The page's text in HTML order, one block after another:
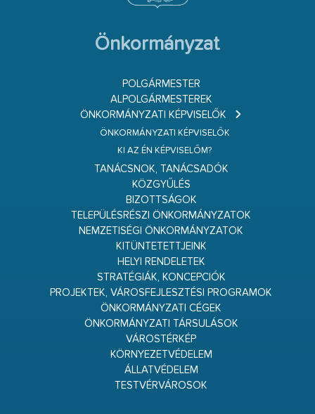
Önkormányzat
POLGÁRMESTER
ALPOLGÁRMESTEREK
ÖNKORMÁNYZATI KÉPVISELŐK
ÖNKORMÁNYZATI KÉPVISELŐK
KI AZ ÉN KÉPVISELŐM?
TANÁCSNOK, TANÁCSADÓK
KÖZGYŰLÉS
BIZOTTSÁGOK
TELEPÜLÉSRÉSZI ÖNKORMÁNYZATOK
NEMZETISÉGI ÖNKORMÁNYZATOK
KITÜNTETETTJEINK
HELYI RENDELETEK
STRATÉGIÁK, KONCEPCIÓK
PROJEKTEK, VÁROSFEJLESZTÉSI PROGRAMOK
ÖNKORMÁNYZATI CÉGEK
ÖNKORMÁNYZATI TÁRSULÁSOK
VÁROSTÉRKÉP
KÖRNYEZETVÉDELEM
ÁLLATVÉDELEM
TESTVÉRVÁROSOK